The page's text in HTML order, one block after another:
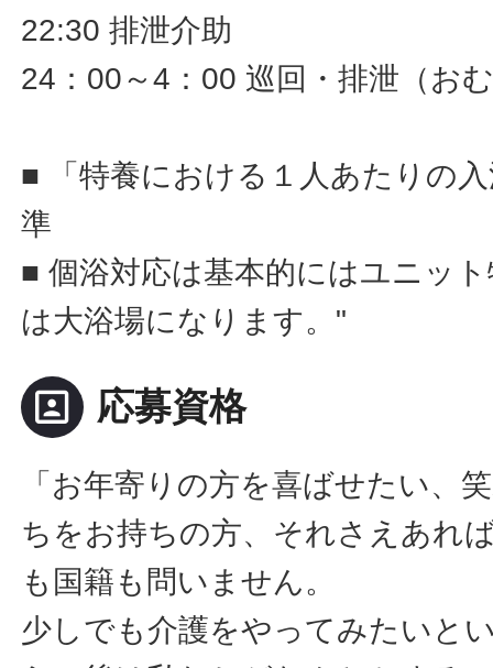
22:30 排泄介助
24：00～4：00 巡回・排泄（お
■ 「特養における１人あたりの
準
■ 個浴対応は基本的にはユニッ
は大浴場になります。"
portrait 応募資格
「お年寄りの方を喜ばせたい、
ちをお持ちの方、それさえあれ
も国籍も問いません。
少しでも介護をやってみたいと